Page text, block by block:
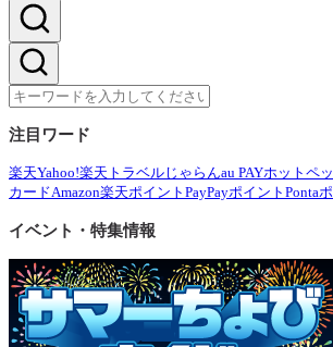
注目ワード
楽天Yahoo!楽天トラベル じゃらんau PAYホットペ
カードAmazon楽天ポイント PayPayポイント Ponta
イベント・特集情報